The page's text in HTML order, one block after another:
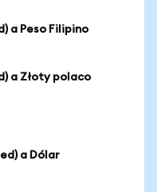
a Peso Filipino
a Złoty polaco
a Dólar